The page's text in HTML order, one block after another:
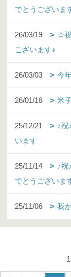
でとうございま
26/03/19
☆
ございます♪
26/03/03 今
26/01/16 米
25/12/21
♪
います
25/11/14
♪
でとうございま
25/11/06 我